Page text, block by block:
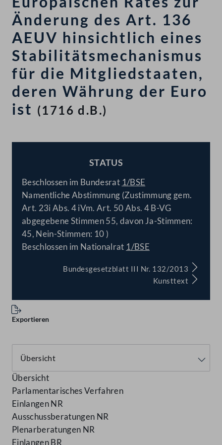
Änderung des Art. 136
AEUV hinsichtlich eines
Stabilitätsmechanismus
für die Mitgliedstaaten,
deren Währung der Euro
ist (1716 d.B.)
STATUS
Beschlossen im Bundesrat 1/BSE
Namentliche Abstimmung (Zustimmung gem.
Art. 23i Abs. 4 iVm. Art. 50 Abs. 4 B-VG
abgegebene Stimmen 55, davon Ja-Stimmen:
45, Nein-Stimmen: 10 )
Beschlossen im Nationalrat 1/BSE
Bundesgesetzblatt III Nr. 132/2013
Kunsttext
Exportieren
Übersicht
Parlamentarisches Verfahren
Einlangen NR
Ausschussberatungen NR
Plenarberatungen NR
Einlangen BR